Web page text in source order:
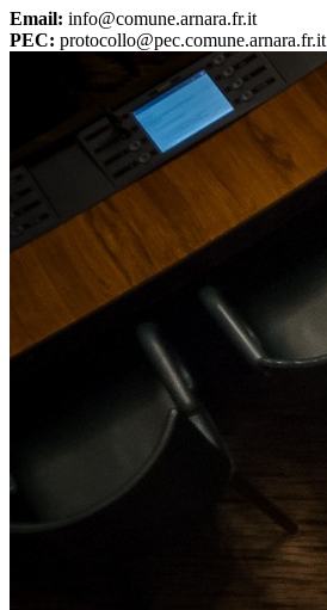
Email: info@comune.arnara.fr.it
PEC: protocollo@pec.comune.arnara.fr.it